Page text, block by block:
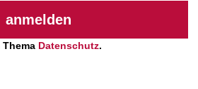
anmelden
Datenschutz.